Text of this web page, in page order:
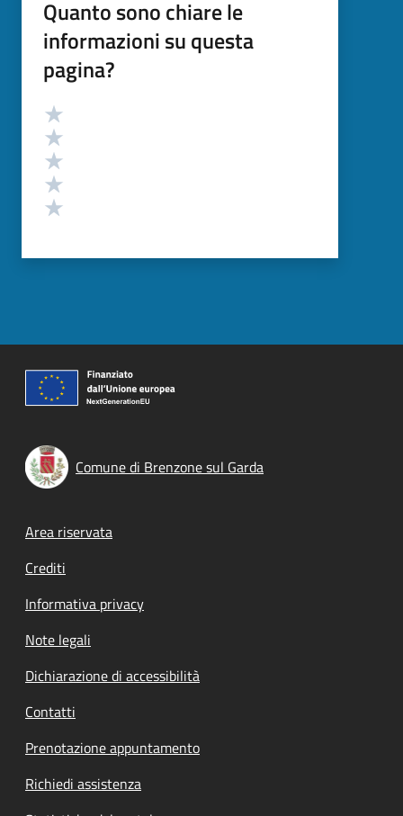
Quanto sono chiare le
informazioni su questa
pagina?
Valutazione
Comune di Brenzone sul Garda
Footer menu
Area riservata
Crediti
Informativa privacy
Note legali
Dichiarazione di accessibilità
Contatti
Prenotazione appuntamento
Richiedi assistenza